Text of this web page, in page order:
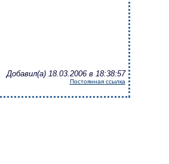
Добавил(а) 18.03.2006 в 18:38:57
Постоянная ссылка